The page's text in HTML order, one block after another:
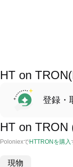
HT on
登録・
HT on TRON
PoloniexでHTTRONを購入
現物